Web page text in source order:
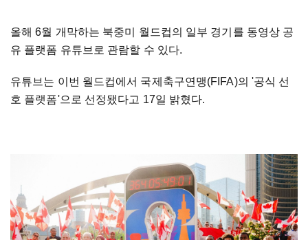
올해 6월 개막하는 북중미 월드컵의 일부 경기를 동영상 공
유 플랫폼 유튜브로 관람할 수 있다.
유튜브는 이번 월드컵에서 국제축구연맹(FIFA)의 '공식 선
호 플랫폼'으로 선정됐다고 17일 밝혔다.